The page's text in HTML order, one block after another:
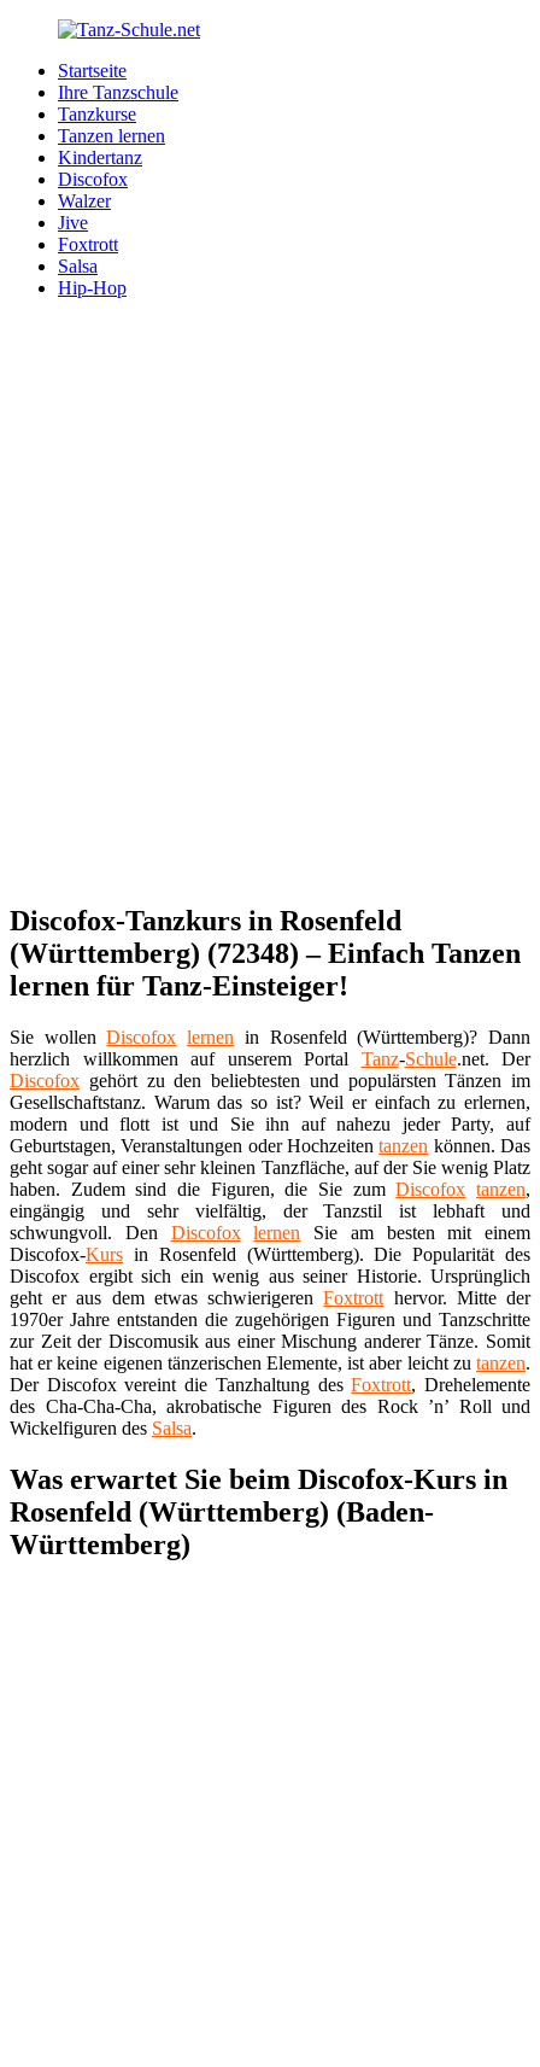
Zurück
Inhalt
Tanz-
Schule.net
Ihre
Tanzschule
Internet
Startseite
Ihre Tanzschule
Tanzkurse
Tanzen lernen
Kindertanz
Discofox
Walzer
Jive
Foxtrott
Salsa
Hip-Hop
Discofox-Tanzkurs in Rosenfeld
(Württemberg) (72348) – Einfach Tanzen
lernen für Tanz-Einsteiger!
Sie wollenDiscofox lernen in Rosenfeld (Württemberg)? Dann
herzlich willkommen auf unserem Portal Tanz-Schule.net. Der
Discofox gehört zu den beliebtesten und populärsten Tänzen im
Gesellschaftstanz. Warum das so ist? Weil er einfach zu erlernen,
modern und flott ist und Sie ihn auf nahezu jeder Party, auf
Geburtstagen, Veranstaltungen oder Hochzeitentanzen können. Das
geht sogar auf einer sehr kleinen Tanzfläche, auf der Sie wenig Platz
haben. Zudem sind die Figuren, die Sie zumDiscofox tanzen,
eingängig und sehr vielfältig, der Tanzstil ist lebhaft und
schwungvoll. Den Discofox lernen Sie am besten mit einem
Discofox-Kurs in Rosenfeld (Württemberg). Die Popularität des
Discofox ergibt sich ein wenig aus seiner Historie. Ursprünglich
geht er aus dem etwas schwierigerenFoxtrott hervor. Mitte der
1970er Jahre entstanden die zugehörigen Figuren und Tanzschritte
zur Zeit der Discomusik aus einer Mischung anderer Tänze. Somit
hat er keine eigenen tänzerischen Elemente, ist aber leicht zu tanzen.
Der Discofox vereint die Tanzhaltung desFoxtrott, Drehelemente
des Cha-Cha-Cha, akrobatische Figuren des Rock ’n’ Roll und
Wickelfiguren des Salsa.
Was erwartet Sie beim Discofox-Kurs in
Rosenfeld (Württemberg) (Baden-
Württemberg)